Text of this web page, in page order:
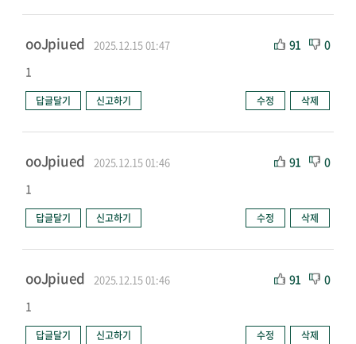
ooJpiued 2025.12.15 01:47 91
0
1
답글달기 신고하기 수정 삭제
ooJpiued 2025.12.15 01:46 91
0
1
답글달기 신고하기 수정 삭제
ooJpiued 2025.12.15 01:46 91
0
1
답글달기 신고하기 수정 삭제